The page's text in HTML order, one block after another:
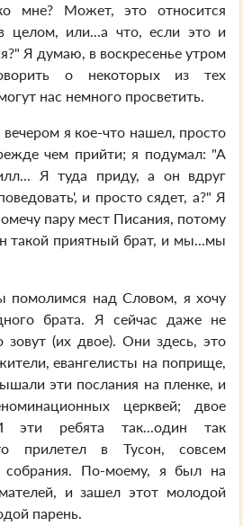
мне? Может, это относится
целом, или...а что, если это и
Я думаю, в воскресенье утром
о некоторых из тех
нас немного просветить.
вечером я кое-что нашел, просто
чем прийти; я подумал: "А
Я туда приду, а он вдруг
и просто сядет, а?" Я
пару мест Писания, потому
такой приятный брат, и мы...мы
над Словом, я хочу
брата. Я сейчас даже не
зовут (их двое). Они здесь, это
евангелисты на поприще,
эти послания на пленке, и
церквей; двое
эти ребята так...один так
прилетел в Тусон, совсем
собрания. По-моему, я был на
и зашел этот молодой
парень.